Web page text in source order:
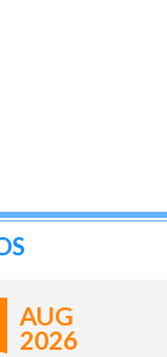
AUG
2026